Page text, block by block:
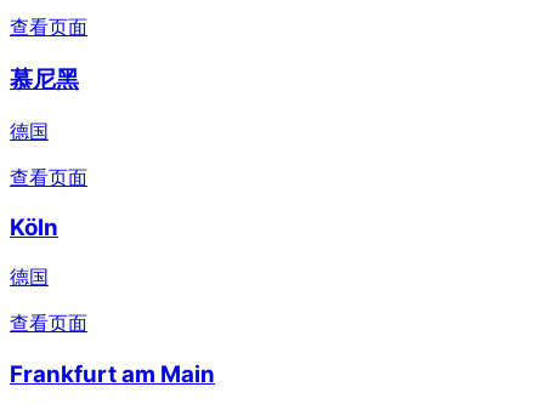
查看页面
慕尼黑
德国
查看页面
Köln
德国
查看页面
Frankfurt am Main